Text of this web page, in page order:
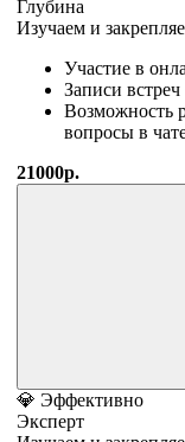
Глубина
Изучаем и
Участие в
Записи встреч
Возможность
вопросы в
21000р.
💎 Эффективно
Эксперт